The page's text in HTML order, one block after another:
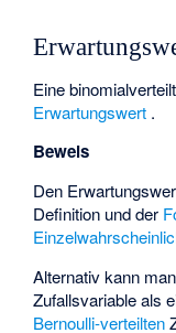
Eine
Erwartungswert .
Beweis
Den
Definition und der
Alternativ kann
Zufallsvariableals
Bernoulli-verteilten